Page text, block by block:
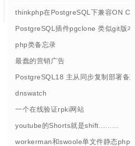
thinkphp在PostgreSQL下兼容ON
PostgreSQL插件pgclone 类似git版
php类备忘录
最蠢的营销广告
PostgreSQL18 主从同步复制部署备
dnswatch
一个在线验证rpki网站
youtube的Shorts就是shift.........
workerman和swoole单文件静态php